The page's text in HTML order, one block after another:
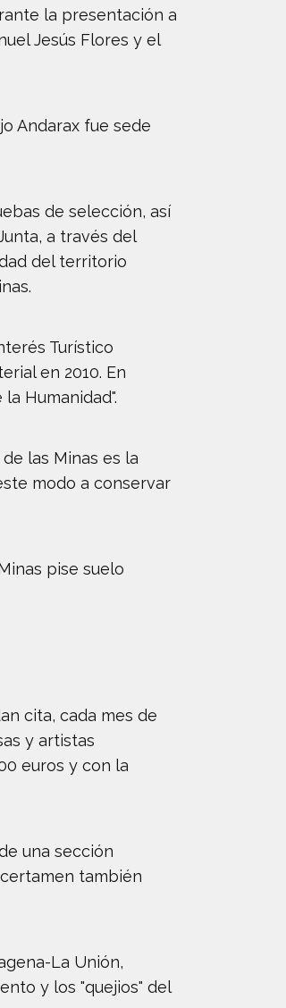
la presentación a
Jesús Flores y el
Andarax fue sede
de selección, así
a través del
del territorio
Turístico
en 2010. En
Humanidad".
las Minas es la
modo a conservar
pise suelo
cita, cada mes de
y artistas
euros y con la
una sección
también
La Unión,
y los "quejios" del